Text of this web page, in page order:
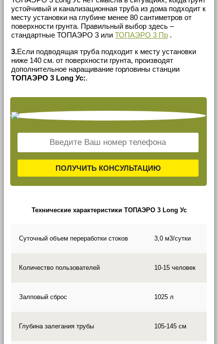
устойчивый и канализационная труба из дома подходит к
месту установки на глубине менее 80 сантиметров от
поверхности грунта. Правильный выбор здесь –
стандартные ТОПАЭРО 3 или ТОПАЭРО 3 Пр .
3.Если подводящая труба подходит к месту установки
ниже 140 см. от поверхности грунта, производят
дополнительное наращивание горловины станции
ТОПАЭРО 3 Long Ус:.
ПОЛУЧИТЬ КОНСУЛЬТАЦИЮ
Технические характеристики ТОПАЭРО 3 Long Ус
Суточный объем переработки стоков 3,0 м3/сутки
Количество пользователей 10-15 человек
Залповый сброс 1025 л
Глубина залегания трубы 105-145 см